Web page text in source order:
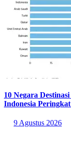
10 Negara
Indonesia
9 Agustus 2026